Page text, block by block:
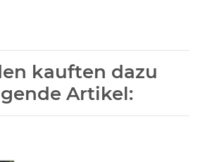
kauften dazu
Artikel: